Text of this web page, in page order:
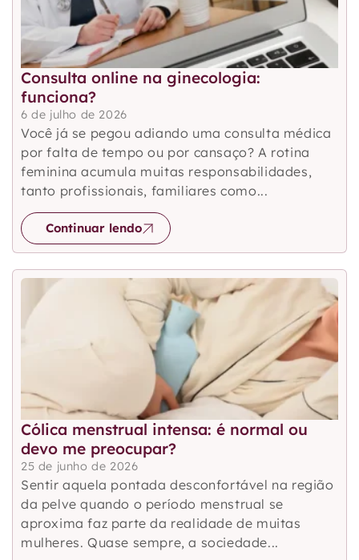
Consulta online na ginecologia:
funciona?
6 de julho de 2026
Você já se pegou adiando uma consulta médica
por falta de tempo ou por cansaço? A rotina
feminina acumula muitas responsabilidades,
tanto profissionais, familiares como...
Continuar lendo
Cólica menstrual intensa: é normal ou
devo me preocupar?
25 de junho de 2026
Sentir aquela pontada desconfortável na região
da pelve quando o período menstrual se
aproxima faz parte da realidade de muitas
mulheres. Quase sempre, a sociedade...